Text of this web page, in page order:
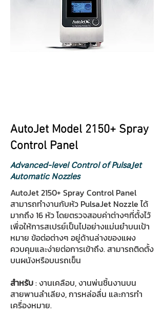
AutoJet Model 2150+ Spray
Control Panel
Advanced-level Control of PulsaJet
Automatic Nozzles
AutoJet 2150+ Spray Control Panel
สามารถทำงานกับหัว PulsaJet Nozzle ได้
มากถึง 16 หัว โดยตรวจสอบค่าต่างๆที่ตั้งไว้
เพื่อให้การสเปรย์เป็นไปอย่างแม่นยำบนเป้า
หมาย ข้อต่อต่างๆ อยู่ด้านล่างของแผง
ควบคุมและง่ายต่อการเข้าถึง. สามารถติดตั้ง
บนผนังหรือบนรถเข็น
สำหรับ: งานเคลือบ, งานพ่นชิ้นงานบน
สายพานลำเลียง, การหล่อลื่น และการทำ
เครื่องหมาย.